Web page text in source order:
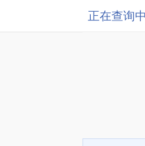
正在查询中